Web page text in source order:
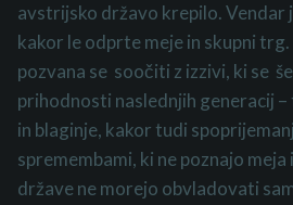
avstrijsko državo krepilo.Vendar
kakor le odprte meje in skupni trg.
pozvana se soočiti z izzivi, ki se š
prihodnosti naslednjih generacij
in blaginje, kakor tudi
spremembami, ki ne poznajo
države ne morejo obvladovati